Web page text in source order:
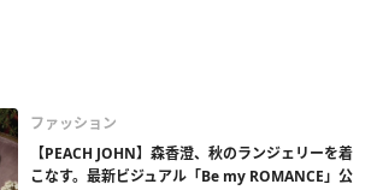
ファッション
【PEACH JOHN】森香澄、秋のランジェリーを着
こなす。最新ビジュアル「Be my ROMANCE」公